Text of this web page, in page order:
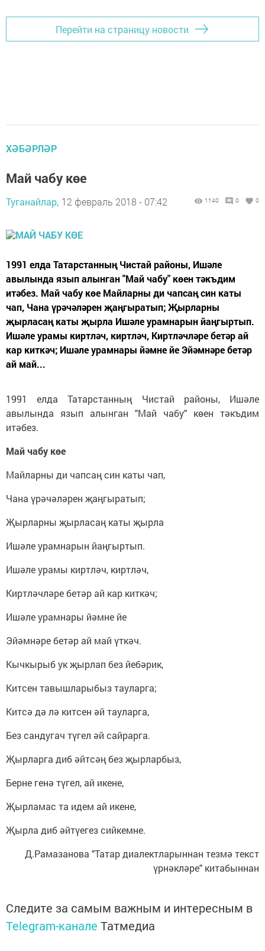
Перейти на страницу новости
ХӘБӘРЛӘР
Май чабу көе
Туганайлар, 12 февраль 2018 - 07:42 1140 0 0
1991 елда Татарстанның Чистай районы, Ишәле
авылында язып алынган "Май чабу" көен тәкъдим
итәбез. Май чабу көе Майларны ди чапсаң син каты
чап, Чана үрәчәләрен җаңгыратып; Җырларны
җырласаң каты җырла Ишәле урамнарын йаңгыртып.
Ишәле урамы киртләч, киртләч, Киртләчләре бетәр ай
кар киткәч; Ишәле урамнары йәмне йе Эйәмнәре бетәр
ай май...
1991 елда Татарстанның Чистай районы, Ишәле
авылында язып алынган "Май чабу" көен тәкъдим
итәбез.
Майчабу көе
Майларны ди чапсаң син каты чап,
Чана үрәчәләрен җаңгыратып;
Җырларны җырласаң каты җырла
Ишәле урамнарын йаңгыртып.
Ишәле урамы киртләч, киртләч,
Киртләчләре бетәр ай кар киткәч;
Ишәле урамнары йәмне йе
Эйәмнәре бетәр ай май үткәч.
Кычкырыб ук җырлап без йебәрик,
Китсен тавышларыбыз тауларга;
Китсә дә лә китсен әй тауларга,
Без сандугач түгел әй сайрарга.
Җырларга диб әйтсәң без җырларбыз,
Берне генә түгел, ай икене,
Җырламас та идем ай икене,
Җырла диб әйтүегез сийкемне.
Д.Рамазанова "Татар диалектларыннан тезмә текст
үрнәкләре" китабыннан
Следите за самым важным и интересным в
Telegram-канале Татмедиа